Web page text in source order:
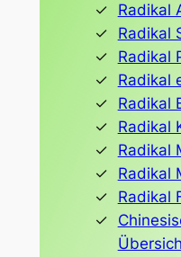
Radikal
Radikal
Radikal
Radikal
Radikal
Radikal
Radikal
Radikal
Radikal